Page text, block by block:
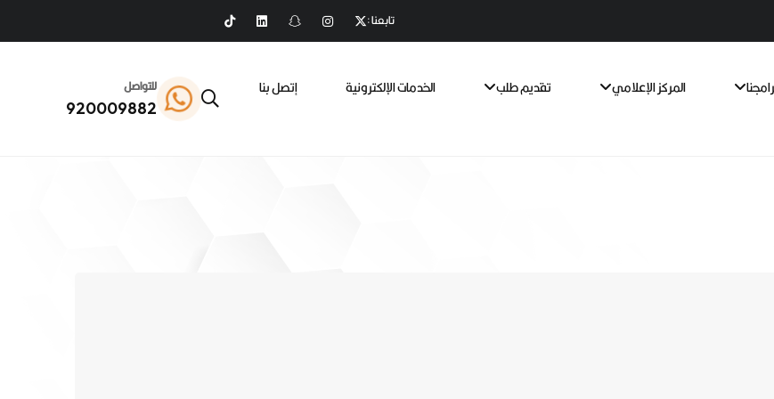
تابعنا :
المركز الإعلامي تقديم طلب الخدمات الإلكترونية
إتصل بنا
للتواصل
920009882